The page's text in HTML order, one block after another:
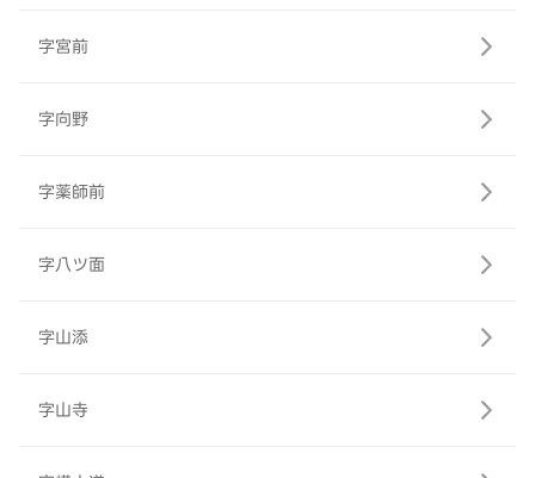
字宮前
字向野
字薬師前
字八ツ面
字山添
字山寺